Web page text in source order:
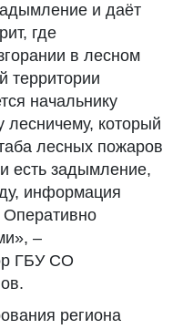
и даёт
где
в лесном
территории
начальнику
который
лесных пожаров
есть задымление,
информация
–
ГБУ СО
региона